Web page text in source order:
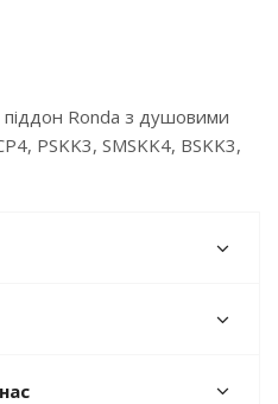
Ronda з душовими
PSKK3, SMSKK4, BSKK3,